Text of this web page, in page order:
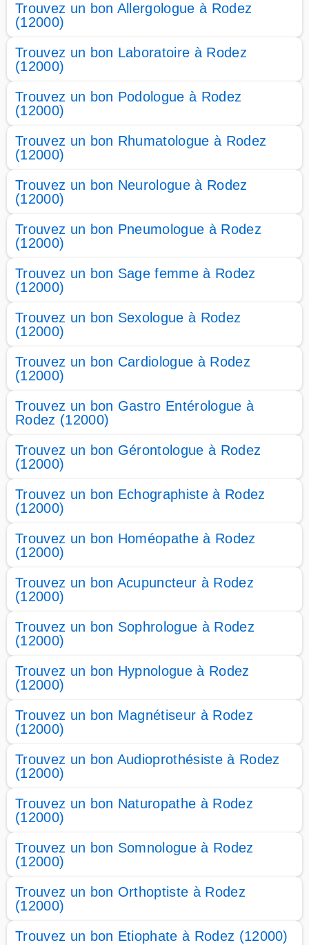
Trouvez un bon Allergologue à Rodez
(12000)
Trouvez un bon Laboratoire à Rodez
(12000)
Trouvez un bon Podologue à Rodez
(12000)
Trouvez un bon Rhumatologue à Rodez
(12000)
Trouvez un bon Neurologue à Rodez
(12000)
Trouvez un bon Pneumologue à Rodez
(12000)
Trouvez un bon Sage femme à Rodez
(12000)
Trouvez un bon Sexologue à Rodez
(12000)
Trouvez un bon Cardiologue à Rodez
(12000)
Trouvez un bon Gastro Entérologue à
Rodez (12000)
Trouvez un bon Gérontologue à Rodez
(12000)
Trouvez un bon Echographiste à Rodez
(12000)
Trouvez un bon Homéopathe à Rodez
(12000)
Trouvez un bon Acupuncteur à Rodez
(12000)
Trouvez un bon Sophrologue à Rodez
(12000)
Trouvez un bon Hypnologue à Rodez
(12000)
Trouvez un bon Magnétiseur à Rodez
(12000)
Trouvez un bon Audioprothésiste à Rodez
(12000)
Trouvez un bon Naturopathe à Rodez
(12000)
Trouvez un bon Somnologue à Rodez
(12000)
Trouvez un bon Orthoptiste à Rodez
(12000)
Trouvez un bon Etiophate à Rodez (12000)